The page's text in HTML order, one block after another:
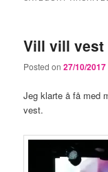
Vill vill vest
Posted on27/10/2017
Jeg klarte å få med
vest.